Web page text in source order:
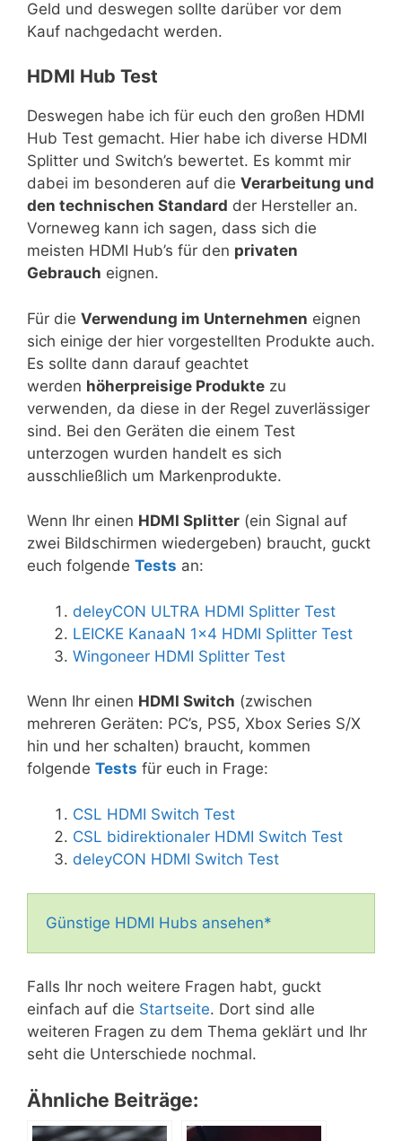
Geld und deswegen sollte darüber vor dem
Kauf nachgedacht werden.
HDMI Hub Test
Deswegen habe ich für euch den großen HDMI
Hub Test gemacht. Hier habe ich diverse HDMI
Splitter und Switch’s bewertet. Es kommt mir
dabei im besonderen auf die Verarbeitung und
den technischen Standard der Hersteller an.
Vorneweg kann ich sagen, dass sich die
meisten HDMI Hub’s für den privaten
Gebrauch eignen.
Für die Verwendung im Unternehmen eignen
sich einige der hier vorgestellten Produkte auch.
Es sollte dann darauf geachtet
werden höherpreisige Produkte zu
verwenden, da diese in der Regel zuverlässiger
sind. Bei den Geräten die einem Test
unterzogen wurden handelt es sich
ausschließlich um Markenprodukte.
Wenn Ihr einen HDMI Splitter (ein Signal auf
zwei Bildschirmen wiedergeben) braucht, guckt
euch folgende Tests an:
deleyCON ULTRA HDMI Splitter Test
LEICKE KanaaN 1×4 HDMI Splitter Test
Wingoneer HDMI Splitter Test
Wenn Ihr einen HDMI Switch (zwischen
mehreren Geräten: PC’s, PS5, Xbox Series S/X
hin und her schalten) braucht, kommen
folgende Tests für euch in Frage:
CSL HDMI Switch Test
CSL bidirektionaler HDMI Switch Test
deleyCON HDMI Switch Test
Günstige HDMI Hubs ansehen*
Falls Ihr noch weitere Fragen habt, guckt
einfach auf die Startseite. Dort sind alle
weiteren Fragen zu dem Thema geklärt und Ihr
seht die Unterschiede nochmal.
Ähnliche Beiträge: